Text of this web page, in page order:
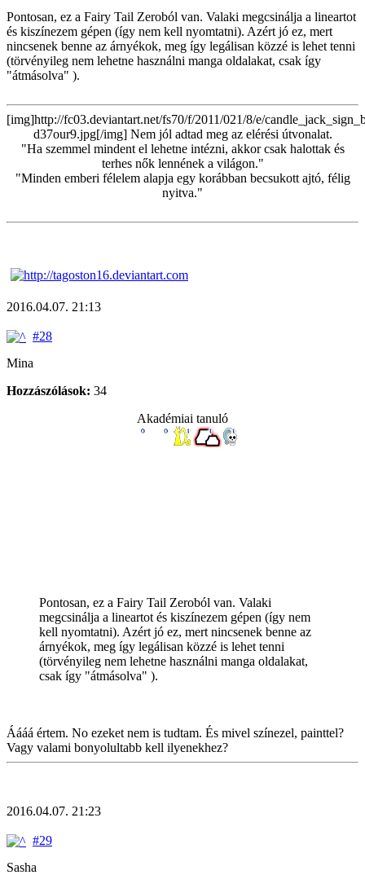
Pontosan, ez a Fairy Tail Zeroból van. Valaki megcsinálja a lineartot
és kiszínezem gépen (így nem kell nyomtatni). Azért jó ez, mert
nincsenek benne az árnyékok, meg így legálisan közzé is lehet tenni
(törvényileg nem lehetne használni manga oldalakat, csak így
"átmásolva" ).
[img]http://fc03.deviantart.net/fs70/f/2011/021/8/e/
d37our9.jpg[/img] Nem jól adtad meg az elérési útvonalat.
"Ha szemmel mindent el lehetne intézni, akkor csak halottak és
terhes nők lennének a világon."
"Minden emberi félelem alapja egy korábban becsukott ajtó, félig
nyitva."
2016.04.07. 21:13
#28
Mina
Hozzászólások: 34
Akadémiai tanuló
Pontosan, ez a Fairy Tail Zeroból van. Valaki
megcsinálja a lineartot és kiszínezem gépen (így nem
kell nyomtatni). Azért jó ez, mert nincsenek benne az
árnyékok, meg így legálisan közzé is lehet tenni
(törvényileg nem lehetne használni manga oldalakat,
csak így "átmásolva" ).
Áááá értem. No ezeket nem is tudtam. És mivel színezel, painttel?
Vagy valami bonyolultabb kell ilyenekhez?
2016.04.07. 21:23
#29
Sasha